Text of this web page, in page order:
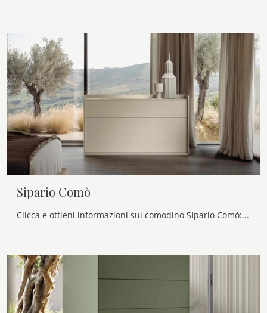
Sipario Comò
Clicca e ottieni informazioni sul comodino Sipario Comò: Comodini e mobili con cassetti di Veneran sono ideali per spazi moderni.